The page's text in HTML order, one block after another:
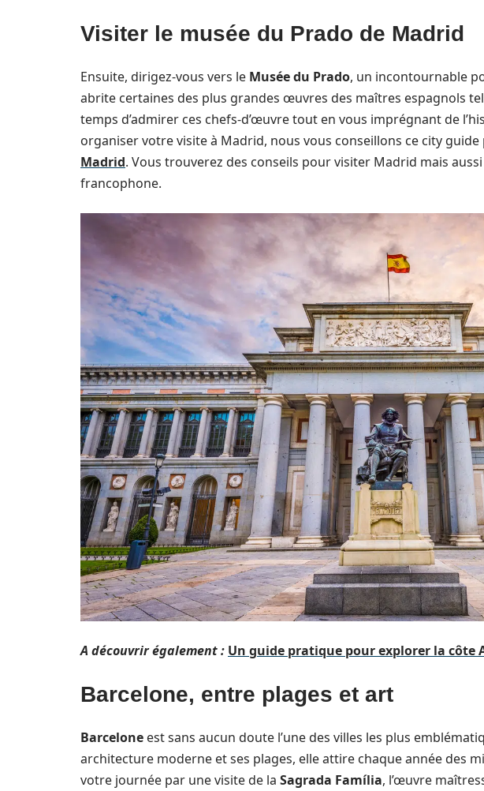
Visiter le musée du Prado de Madrid
Ensuite, dirigez-vous vers le Musée du Prado, un incontournable
abrite certaines des plus grandes œuvres des maîtres espagnols
temps d’admirer ces chefs-d’œuvre tout en vous imprégnant de
organiser votre visite à Madrid, nous vous conseillons ce city
Madrid. Vous trouverez des conseils pour visiter Madrid mais
francophone.
A découvrir également : Un guide pratique pour explorer la côte
Barcelone, entre plages et art
Barcelone est sans aucun doute l’une des villes les plus
architecture moderne et ses plages, elle attire chaque année des
votre journée par une visite de la Sagrada Família, l’œuvre